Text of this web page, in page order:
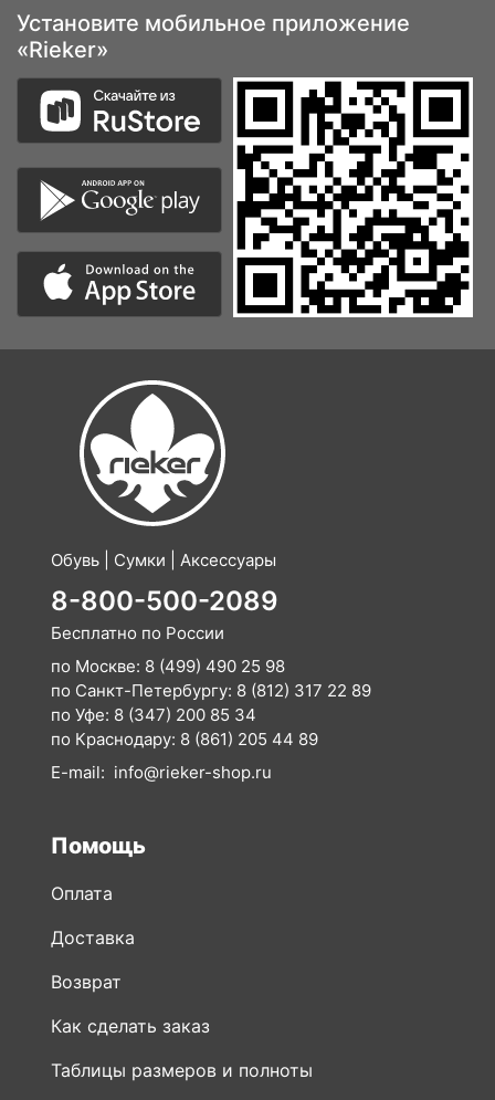
Установите мобильное приложение
«Rieker»
Обувь | Сумки | Аксессуары
8-800-500-2089
Бесплатно по России
по Москве: 8 (499) 490 25 98
по Санкт-Петербургу: 8 (812) 317 22 89
по Уфе: 8 (347) 200 85 34
по Краснодару: 8 (861) 205 44 89
E-mail: info@rieker-shop.ru
Помощь
Оплата
Доставка
Возврат
Как сделать заказ
Таблицы размеров и полноты